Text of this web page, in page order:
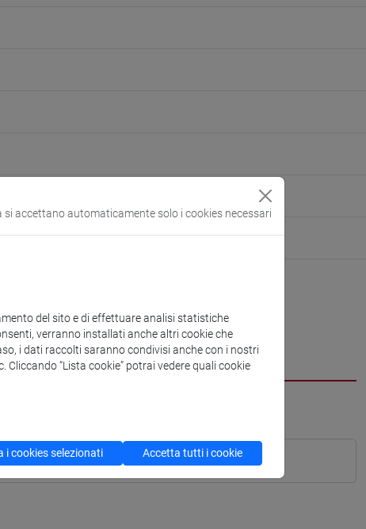
si accettano automaticamente solo i cookies necessari
del sito e di effettuare analisi statistiche
verranno installati anche altri cookie che
i dati raccolti saranno condivisi anche con i nostri
“Lista cookie” potrai vedere quali cookie
i cookies selezionati Accetta tutti i cookie